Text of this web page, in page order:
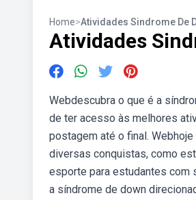
Home>Atividades Sindrome De
Atividades
Webdescubra o que é a
de ter acesso às melhores
postagem até o final.
diversas conquistas, como
esporte para estudantes com
a síndrome de down